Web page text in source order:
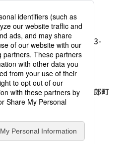
区平河町 1-3-13 8F
：03-3263-3116
東京都千代田区平河町1-3-
セス］
8673／FAX：03-3263-
大阪府大阪市中央区久太郎町
ング 1階［
2684／FAX：03-6733-